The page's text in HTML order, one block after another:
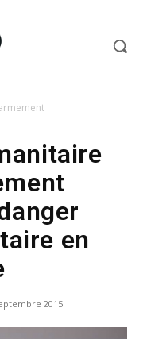
en
2015